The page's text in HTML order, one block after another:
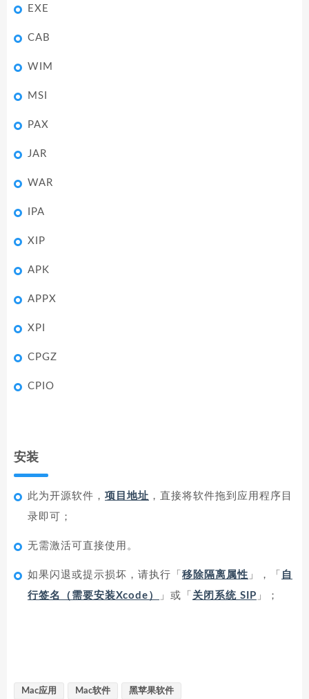
EXE
CAB
WIM
MSI
PAX
JAR
WAR
IPA
XIP
APK
APPX
XPI
CPGZ
CPIO
安装
此为开源软件， 项目地址 ，直接将软件拖到应用程序目
录即可；
无需激活可直接使用。
如果闪退或提示损坏，请执行「 移除隔离属性 」，「 自
行签名（需要安装Xcode）
」或「 关闭系统 SIP 」；
Mac应用 Mac软件 黑苹果软件